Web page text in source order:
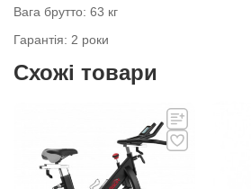
Вага брутто: 63 кг
Гарантія: 2 роки
Схожі товари